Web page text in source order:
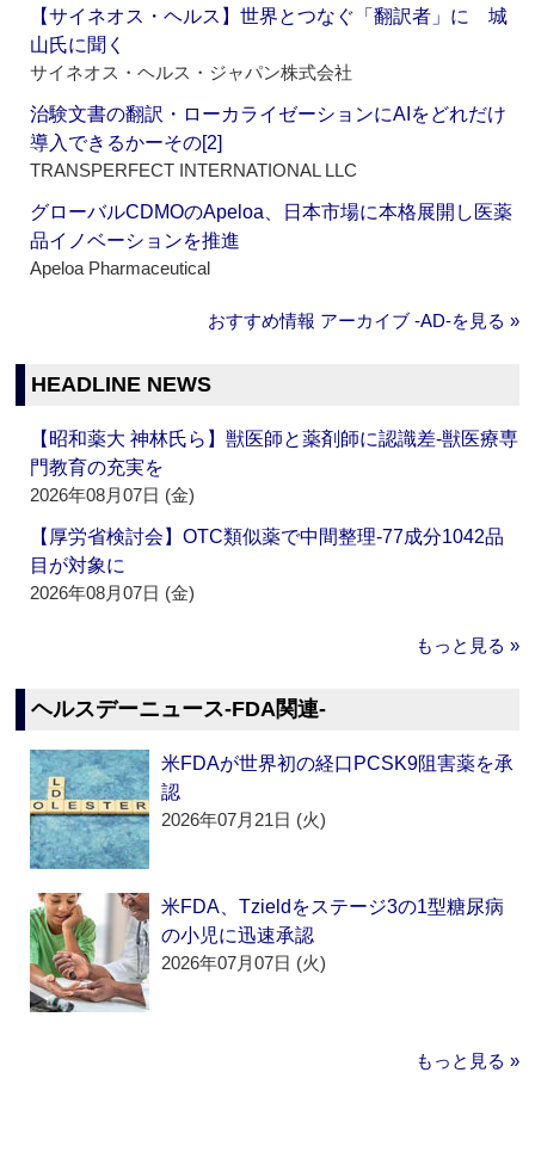
【サイネオス・ヘルス】世界とつなぐ「翻訳者」に 城
山氏に聞く
サイネオス・ヘルス・ジャパン株式会社
治験文書の翻訳・ローカライゼーションにAIをどれだけ
導入できるかーその[2]
TRANSPERFECT INTERNATIONAL LLC
グローバルCDMOのApeloa、日本市場に本格展開し医薬
品イノベーションを推進
Apeloa Pharmaceutical
おすすめ情報 アーカイブ ‐AD‐を見る »
HEADLINE NEWS
【昭和薬大 神林氏ら】獣医師と薬剤師に認識差‐獣医療専
門教育の充実を
2026年08月07日 (金)
【厚労省検討会】OTC類似薬で中間整理‐77成分1042品
目が対象に
2026年08月07日 (金)
もっと見る »
ヘルスデーニュース‐FDA関連‐
米FDAが世界初の経口PCSK9阻害薬を承
認
2026年07月21日 (火)
米FDA、Tzieldをステージ3の1型糖尿病
の小児に迅速承認
2026年07月07日 (火)
もっと見る »